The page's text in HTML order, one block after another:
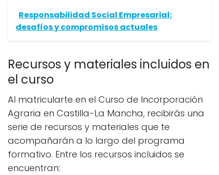
Responsabilidad Social Empresarial:
desafíos y compromisos actuales
Recursos y materiales incluidos en
el curso
Al matricularte en el Curso de Incorporación
Agraria en Castilla-La Mancha, recibirás una
serie de recursos y materiales que te
acompañarán a lo largo del programa
formativo. Entre los recursos incluidos se
encuentran: